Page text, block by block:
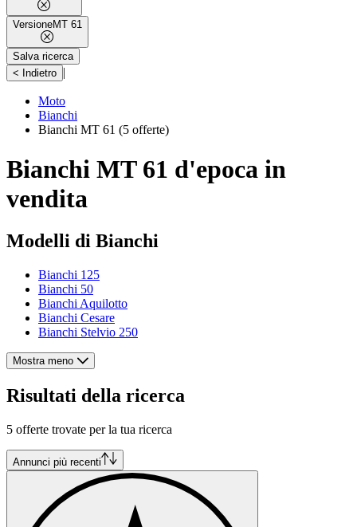
VersioneMT 61
Salva ricerca
< Indietro |
Moto
Bianchi
Bianchi MT 61 (5 offerte)
Bianchi MT 61 d'epoca in
vendita
Modelli di Bianchi
Bianchi 125
Bianchi 50
Bianchi Aquilotto
Bianchi Cesare
Bianchi Stelvio 250
Mostra meno
Risultati della ricerca
5 offerte trovate per la tua ricerca
Annunci più recenti